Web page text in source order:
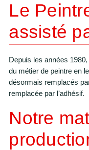
Le
assisté
Depuis les années
du métier de peintre en
désormais remplacés
remplacée par l’adhésif.
Notre